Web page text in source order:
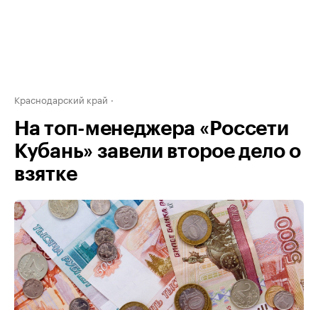
Краснодарский край
На топ-менеджера «Россети
Кубань» завели второе дело о
взятке